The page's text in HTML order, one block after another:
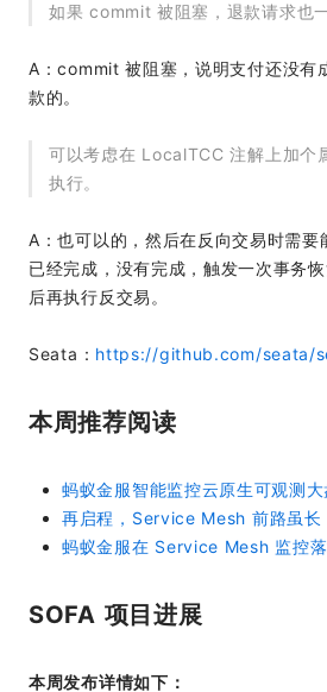
如果 commit 被阻塞，退款请求也
A：commit 被阻塞，说明支付还没有
款的。
可以考虑在 LocalTCC 注解上加个
执行。
A：也可以的，然后在反向交易时需要
已经完成，没有完成，触发一次事务
后再执行反交易。
Seata： https://github.com/seata/
本周推荐阅读
蚂蚁金服智能监控云原生可观测
再启程，Service Mesh 前路虽长
蚂蚁金服在 Service Mesh 监控
SOFA 项目进展
本周发布详情如下：